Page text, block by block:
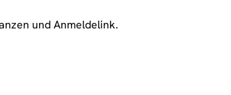
und Anmeldelink.